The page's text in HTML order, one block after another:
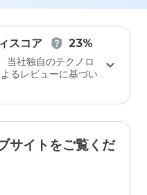
スコア 23%
当社独自のテクノロ
るレビューに基づい
サイトをご覧くだ